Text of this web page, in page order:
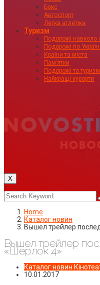
Бокс
Автоспорт
Легка атлетіка
Туризм
Подорожі навколо
Подорожі по Україні
Країни та міста
Пам’ятки
Подорожі та туризм
Найкращі курорти
X
Home
Каталог новин
Вышел трейлер
Вышел трейлер
«Шерлок 4»
Каталог новин
10.01.2017